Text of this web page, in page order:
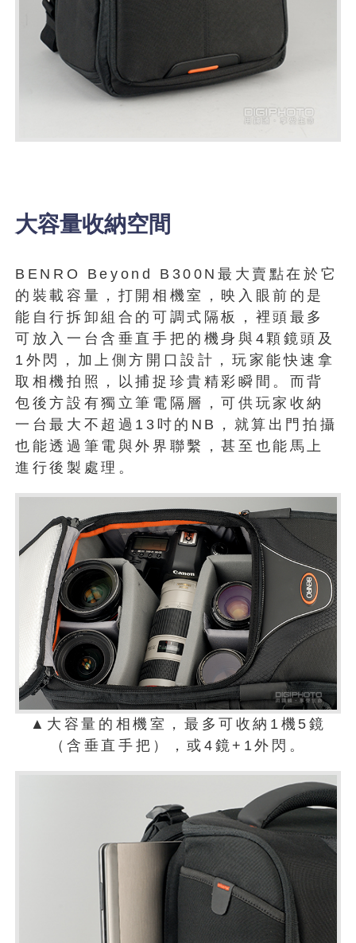
大容量收納空間
BENRO Beyond B300N最大賣點在於它
的裝載容量，打開相機室，映入眼前的是
能自行拆卸組合的可調式隔板，裡頭最多
可放入一台含垂直手把的機身與4顆鏡頭及
1外閃，加上側方開口設計，玩家能快速拿
取相機拍照，以捕捉珍貴精彩瞬間。而背
包後方設有獨立筆電隔層，可供玩家收納
一台最大不超過13吋的NB，就算出門拍攝
也能透過筆電與外界聯繫，甚至也能馬上
進行後製處理。
▲大容量的相機室，最多可收納1機5鏡
（含垂直手把），或4鏡+1外閃。